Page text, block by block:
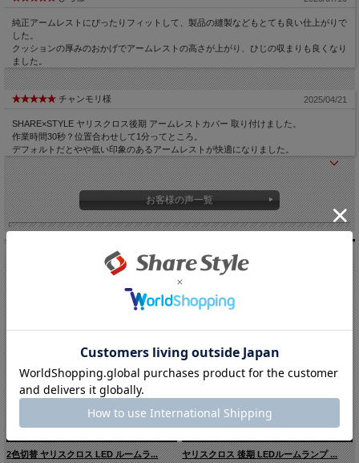
純正アームレストにぴったりフィットして、製品の縫製などもとても良い仕上がりで
した。
クッションの厚みのおかげでアームレストの高さが上がり、ひじの収まりも良くなり
ました。
チャンモリ様 2025/04/21
SHARE×STYLE ヤリスクロス後期 アームレストカバー 取り付けました。
作業時間30秒？位置合わせして1分ってところ。
デフォルトだとやや低い印象のあるアームレストが快適になりました。
お客様の声一覧
2色切替 ヤリスクロス LED ルームラ... ヤリスクロス 後期 LEDルームランプ ...